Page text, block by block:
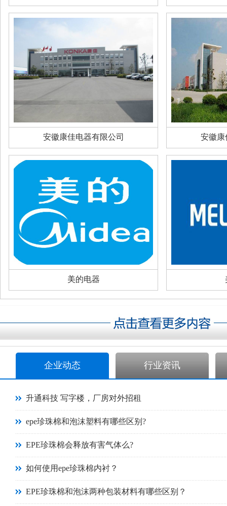
安徽康佳电器有限公司 安徽康
美的电器
企业动态 行业资讯
升通科技 写字楼，厂房对外招租
epe珍珠棉和泡沫塑料有哪些区别?
EPE珍珠棉会释放有害气体么?
如何使用epe珍珠棉内衬？
EPE珍珠棉和泡沫两种包装材料有哪些区别？